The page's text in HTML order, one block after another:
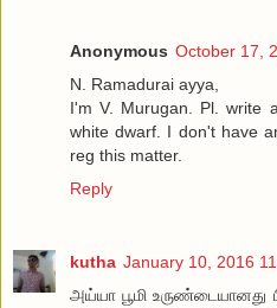
Anonymous October 17,
N. Ramadurai ayya,
I'm V. Murugan. Pl. write
white dwarf. I don't have
reg this matter.
Reply
kutha January 10, 2016
அய்யா பூமி